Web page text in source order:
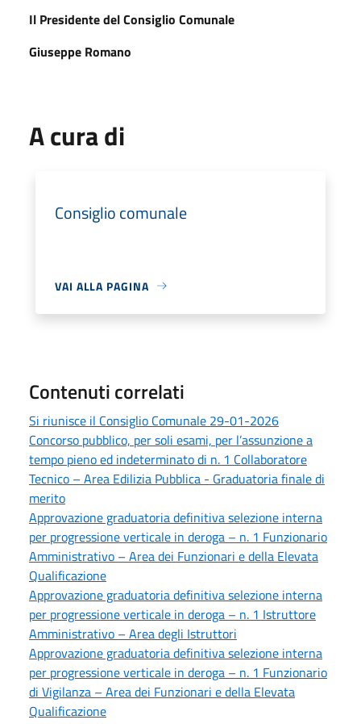
Il Presidente del Consiglio Comunale
Giuseppe Romano
A cura di
Consiglio comunale
VAI ALLA PAGINA
Contenuti correlati
Si riunisce il Consiglio Comunale 29-01-2026
Concorso pubblico, per soli esami, per l’assunzione a
tempo pieno ed indeterminato di n. 1 Collaboratore
Tecnico – Area Edilizia Pubblica - Graduatoria finale di
merito
Approvazione graduatoria definitiva selezione interna
per progressione verticale in deroga – n. 1 Funzionario
Amministrativo – Area dei Funzionari e della Elevata
Qualificazione
Approvazione graduatoria definitiva selezione interna
per progressione verticale in deroga – n. 1 Istruttore
Amministrativo – Area degli Istruttori
Approvazione graduatoria definitiva selezione interna
per progressione verticale in deroga – n. 1 Funzionario
di Vigilanza – Area dei Funzionari e della Elevata
Qualificazione